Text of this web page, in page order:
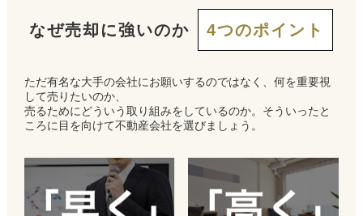
なぜ売却に強いのか 4つのポイント
ただ有名な大手の会社にお願いするのではなく、何を重要視
して売りたいのか、
売るためにどういう取り組みをしているのか。そういったと
ころに目を向けて不動産会社を選びましょう。